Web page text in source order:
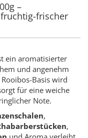
–
frischer
ein aromatisierter
und angenehm
Basis wird
für eine weiche
Note.
,
,